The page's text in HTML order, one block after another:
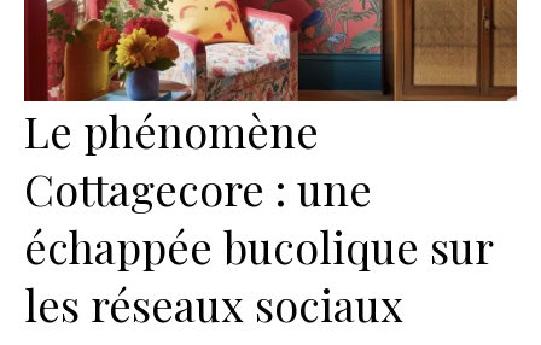
Le phénomène
Cottagecore : une
échappée bucolique sur
les réseaux sociaux